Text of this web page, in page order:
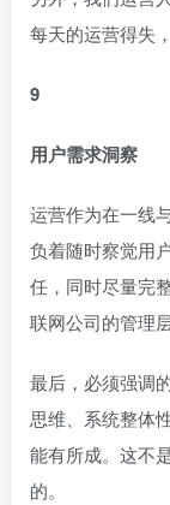
每天的运营得失
9
用户需求洞察
运营作为在一线
负着随时察觉用
任，同时尽量完
联网公司的管理
最后，必须强调
思维、系统整体
能有所成。这不
的。